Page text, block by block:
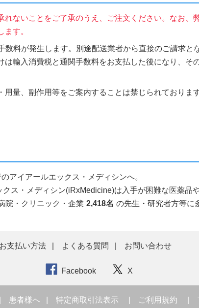
ないことをご了承のうえ、ご注文ください。なお、
す。
数料が発生します。別途配送業者から直接のご請求
は輸入消費税と通関手数料をお支払した後になり、そ
量、副作用等をご案内することは禁じられておりま
アイアールエックス・メディシンへ。
クス・メディシン(iRxMedicine)は入手が困難な医薬品
院・クリニック・企業 2,418名 の先生・研究者方等に
お支払い方法 よくある質問 お問い合わせ
Facebook X
患者様へ 特定商取引法表示 ご利用規約